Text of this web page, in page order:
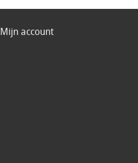
Mijn account